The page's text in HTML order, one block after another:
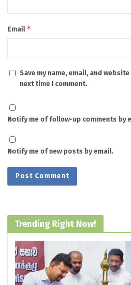
Email*
Save my name, email, and
next time I comment.
Notify me of follow-up comments by
Notify me of new posts by email.
Trending Right Now!